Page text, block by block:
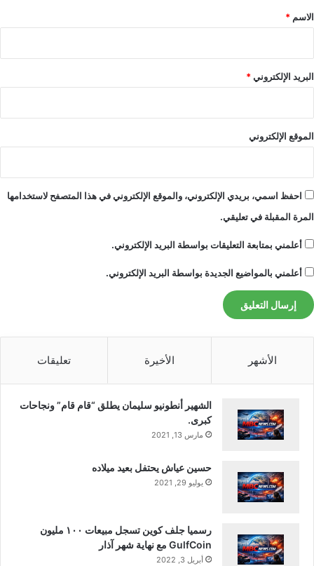
بجامعة سنترال فلوريدا في أورلاندو: “لقد شعرت
أتفاجأ بسبب ما سمعناه خلال العامين الماضيين.”
النشر.
هناطبيعةينظر إلى الفرص العلمية التي ستضيع
بسبب إلغاء البرنامج واحتمالات إحياء المهمة.
صفقة التوقيع الحيوي
من بين العينات الأكثر إثارة التي جمعتها المثابرة هو
الرقم 25، المأخوذ من صخرة تسمى شلالات
تشيافا. وفي سبتمبر من العام الماضي، أعلنت
الصخرة تحتوي على مركبين كيميائيين، موجودان
على الأرض حول مادة متحللة وتنتجهما حياة
ميكروبية معينة. 1. واقترح الباحثون أن هذه
المركبات يمكن أن تكون كذلك بصمة للحياة
الميكروبية القديمة.
لاستكشاف بعض أقدم الصخور في النظام
الشمسي
*
الاسم *
البريد الإلكتروني*
الموقع الإلكتروني
احفظ اسمي، بريدي الإلكتروني، والموقع الإلكتروني في هذا المتصفح لاستخدامها
المرة المقبلة في تعليقي.
أعلمني بمتابعة التعليقات بواسطة البريد الإلكتروني.
أعلمني بالمواضيع الجديدة بواسطة البريد الإلكتروني.
الأشهر الأخيرة تعليقات
الشهير أنطونيو سليمان يطلق “قام قام” ونجاحات
كبرى.
مارس 13, 2021
حسين عياش يحتفل بعيد ميلاده
يوليو 29, 2021
رسميا جلف كوين تسجل مبيعات ١٠٠ مليون
GulfCoin مع نهاية شهر آذار
أبريل 3, 2022